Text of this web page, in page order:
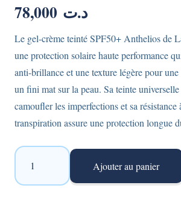
د.ت
Le gel-crème teinté SPF50+ Anthelios de
une protection solaire haute performance
anti-brillance et une texture légère pour
un fini mat sur la peau. Sa teinte
camoufler les imperfections et sa résistance
transpiration assure une protection longue
quantité
Gel-
Ajouter au panier